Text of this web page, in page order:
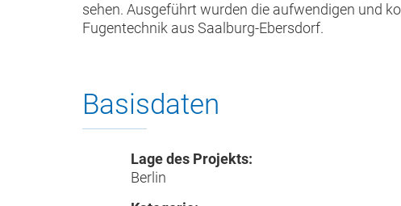
sehen. Ausgeführt wurden die aufwendigen und
Fugentechnik aus Saalburg-Ebersdorf.
Basisdaten
Lage des Projekts:
Berlin